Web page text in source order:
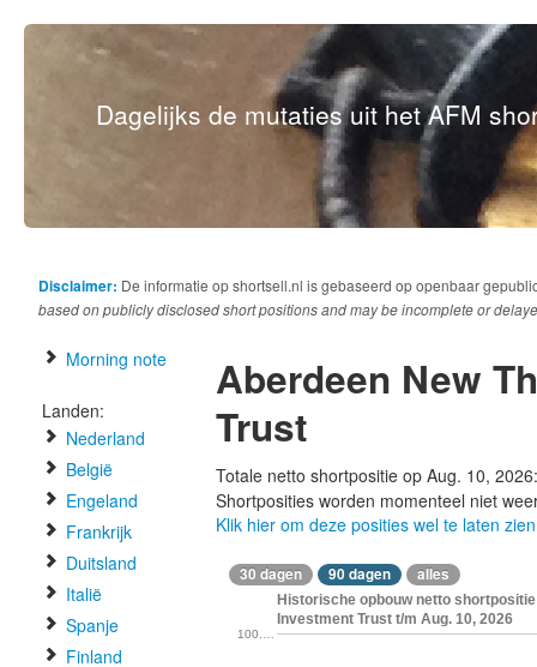
Dagelijks de mutaties uit het AFM
Disclaimer: De informatie op shortsell.nl is gebaseerd op openbaar
based on publicly disclosed short positions and may be incomplete or
Morning note
Landen:
Nederland
België
Engeland
Frankrijk
Duitsland
Italië
Spanje
Finland
Aberdeen New
Trust
Totale netto shortpositie op Aug. 10,
Shortposities worden momenteel niet
Klik hier om deze posities wel te laten zien
30 dagen 90 dagen alles
Historische opbouw netto
Investment Trust t/m Aug. 10, 2026
100.…